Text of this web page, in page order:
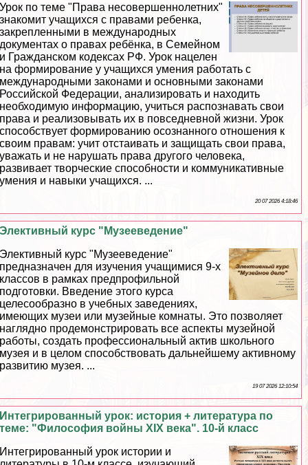
Урок по теме "Права несовершеннолетних"
знакомит учащихся с правами ребенка,
закрепленными в международных
документах о правах ребёнка, в Семейном
и Гражданском кодексах РФ. Урок нацелен
на формирование у учащихся умения работать с
международными законами и основными законами
Российской Федерации, анализировать и находить
необходимую информацию, учиться распознавать свои
права и реализовывать их в повседневной жизни. Урок
способствует формированию осознанного отношения к
своим правам: учит отстаивать и защищать свои права,
уважать и не нарушать права другого человека,
развивает творческие способности и коммуникативные
умения и навыки учащихся. ...
20 07 2026 4:18:46
Элективный курс "Музееведение"
Элективный курс "Музееведение"
предназначен для изучения учащимися 9-х
классов в рамках предпрофильной
подготовки. Введение этого курса
целесообразно в учебных заведениях,
имеющих музеи или музейные комнаты. Это позволяет
наглядно продемонстрировать все аспекты музейной
работы, создать профессиональный актив школьного
музея и в целом способствовать дальнейшему активному
развитию музея. ...
19 07 2026 12:10:54
Интегрированный урок: история + литература по
теме: "Философия войны XIX века". 10-й класс
Интегрированный урок истории и